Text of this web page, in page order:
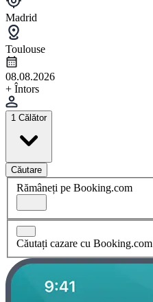
Madrid
Toulouse
08.08.2026
+ Întors
1 Călător
Căutare
Rămâneți pe Booking.com
Căutați cazare cu Booking.com